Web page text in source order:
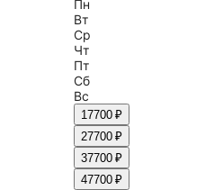
Пн
Вт
Ср
Чт
Пт
Сб
Вс
17700 ₽
27700 ₽
37700 ₽
47700 ₽